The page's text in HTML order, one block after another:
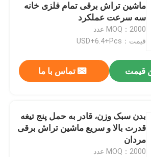
ماشین تراش برقی تمام فلزی خانه
سه سرعت عملکرد
MOQ：2000 عدد
قیمت：USD+6.4+Pcs
قیمت تماس با ما
بدن سبک وزن، قادر به حمل پنج تیغه
قدرت بالا و سریع ماشین تراش برقی
مردان
MOQ：2000 عدد